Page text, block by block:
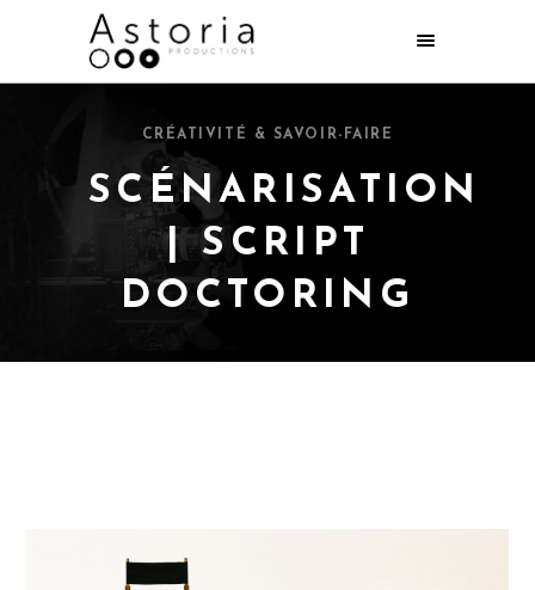
CRÉATIVITÉ & SAVOIR-FAIRE
SCÉNARISATION
| SCRIPT
DOCTORING